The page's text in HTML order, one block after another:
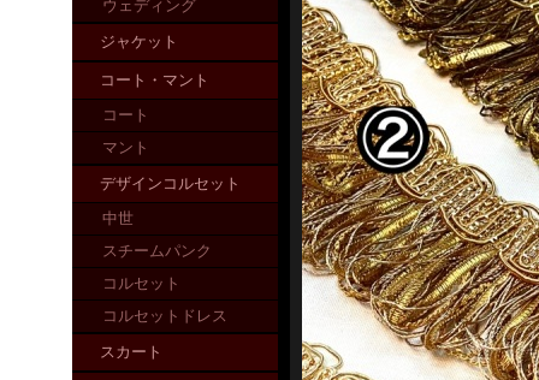
ウェディング
ジャケット
コート・マント
コート
マント
デザインコルセット
中世
スチームパンク
コルセット
コルセットドレス
スカート